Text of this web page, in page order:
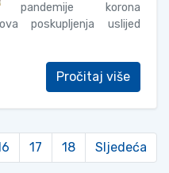
pandemije korona
poskupljenja uslijed
Pročitaj više
17 18 Sljedeća